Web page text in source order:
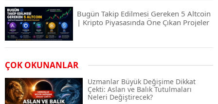
Bugün Takip Edilmesi Gereken 5 Altcoin
| Kripto Piyasasında Öne Çıkan Projeler
Airdrop Nasıl Alınır? Kripto Para Airdrop
Rehberi ve Güvenli Katılım Yöntemleri
ÇOK OKUNANLAR
Uzmanlar Büyük Değişime Dikkat
Çekti: Aslan ve Balık Tutulmaları
Neleri Değiştirecek?